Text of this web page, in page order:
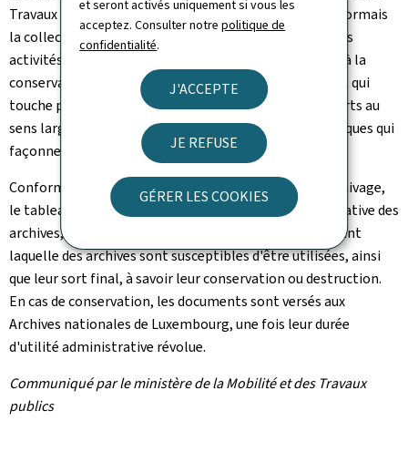
et seront activés uniquement si vous les
acceptez. Consulter notrepolitique de
confidentialité.
J'ACCEPTE
JE REFUSE
GÉRER LES COOKIES
Travaux publics. La signature d'aujourd'hui permet désormais
la collecte systématique des archives de l'ensemble des
activités du ministère. Il s'agit d'un apport important à la
conservation de notre histoire et mémoire collectives, qui
touche plus spécifiquement la mobilité et les transports au
sens large du terme, ainsi que les infrastructures publiques qui
façonnent désormais notre pays".
Conformément à la loi du 17 août 2018 relative à l'archivage,
le tableau de tri détermine la durée d'utilité administrative des
archives, c'est-à-dire la durée légale ou pratique pendant
laquelle des archives sont susceptibles d'être utilisées, ainsi
que leur sort final, à savoir leur conservation ou destruction.
En cas de conservation, les documents sont versés aux
Archives nationales de Luxembourg, une fois leur durée
d'utilité administrative révolue.
Communiqué par le ministère de la Mobilité et des Travaux
publics